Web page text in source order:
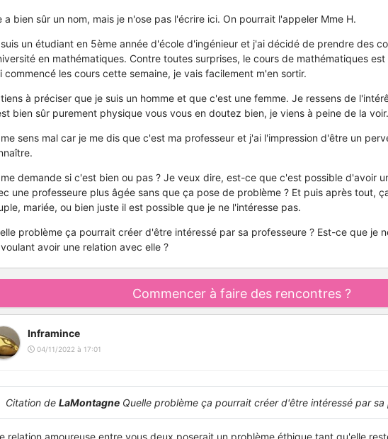
a bien sûr un nom, mais je n'ose pas l'écrire ici. On pourrait l'appeler Mme H.
un étudiant en 5ème année d'école d'ingénieur et j'ai décidé de prendre des
en mathématiques. Contre toutes surprises, le cours de mathématiques
commencé les cours cette semaine, je vais facilement m'en sortir.
à préciser que je suis un homme et que c'est une femme. Je ressens de
bien sûr purement physique vous vous en doutez bien, je viens à peine de la voir.
sens mal car je me dis que c'est ma professeur et j'ai l'impression d'être un
demande si c'est bien ou pas ? Je veux dire, est-ce que c'est possible d'avoir
une professeure plus âgée sans que ça pose de problème ? Et puis après tout,
mariée, ou bien juste il est possible que je ne l'intéresse pas.
problème ça pourrait créer d'être intéressé par sa professeure ? Est-ce que je
avoir une relation avec elle ?
Commencer à faire des rencontres ?
Inframince
04/11/2022 à 17:01
Citation de LaMontagne Quelle problème ça pourrait créer d'être intéressé par sa
relation amoureuse entre vous deux poserait un problème éthique tant qu'elle